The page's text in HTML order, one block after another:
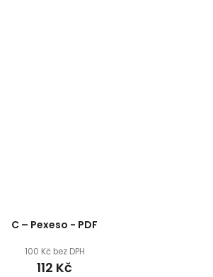
C – Pexeso - PDF
100 Kč bez DPH
112 Kč